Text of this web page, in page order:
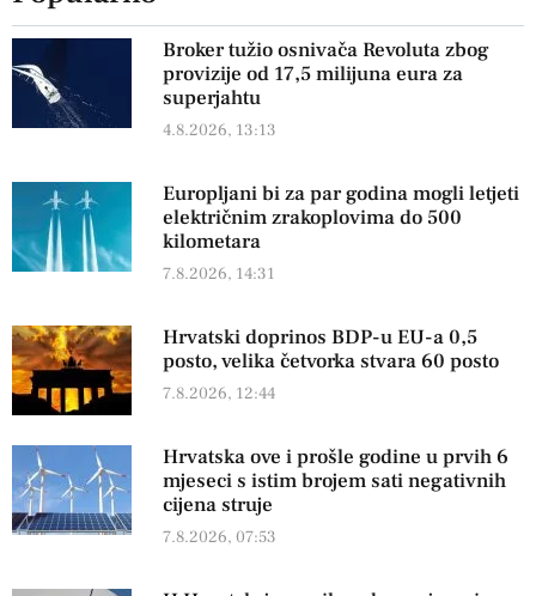
Broker tužio osnivača Revoluta zbog
provizije od 17,5 milijuna eura za
superjahtu
4.8.2026, 13:13
Europljani bi za par godina mogli letjeti
električnim zrakoplovima do 500
kilometara
7.8.2026, 14:31
Hrvatski doprinos BDP-u EU-a 0,5
posto, velika četvorka stvara 60 posto
7.8.2026, 12:44
Hrvatska ove i prošle godine u prvih 6
mjeseci s istim brojem sati negativnih
cijena struje
7.8.2026, 07:53